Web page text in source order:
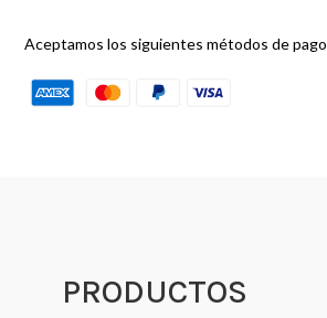
Aceptamos los siguientes métodos de pago
PRODUCTOS